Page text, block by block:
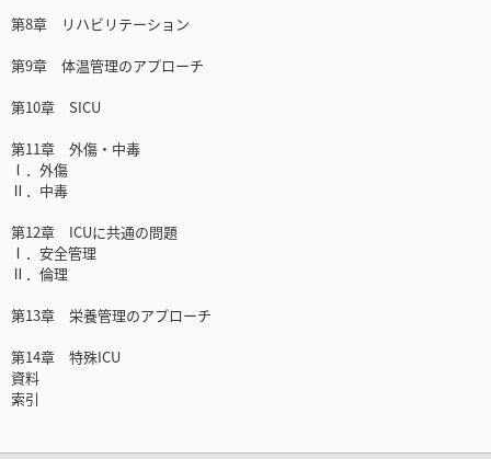
第8章 リハビリテーション
第9章 体温管理のアプローチ
第10章 SICU
第11章 外傷・中毒
Ⅰ．外傷
Ⅱ．中毒
第12章 ICUに共通の問題
Ⅰ．安全管理
Ⅱ．倫理
第13章 栄養管理のアプローチ
第14章 特殊ICU
資料
索引